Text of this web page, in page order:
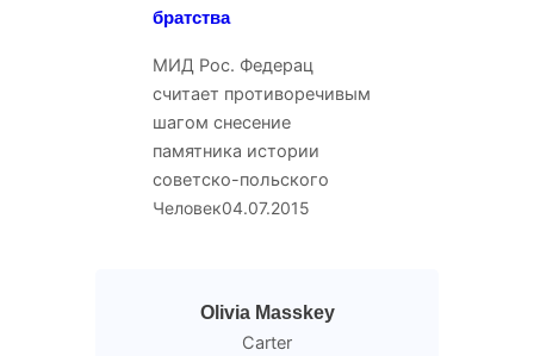
братства
МИД Рос. Федерац
считает противоречивым
шагом снесение
памятника истории
советско-польского
Человек04.07.2015
Olivia Masskey
Carter